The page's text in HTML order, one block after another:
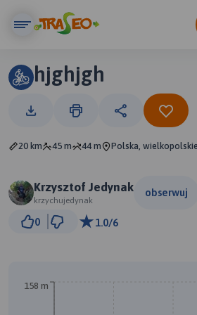
hjghjgh
20 km 45 m 44 m Polska,
Krzysztof Jedynak
krzychujedynak
obserwuj
0 1.0/6
158 m